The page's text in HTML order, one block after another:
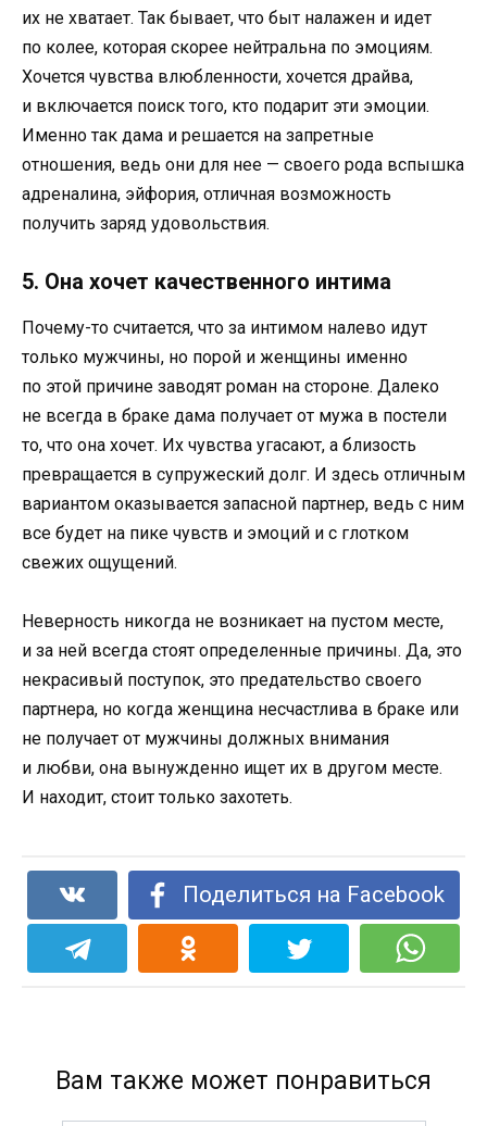
их не хватает. Так бывает, что быт налажен и идет
по колее, которая скорее нейтральна по эмоциям.
Хочется чувства влюбленности, хочется драйва,
и включается поиск того, кто подарит эти эмоции.
Именно так дама и решается на запретные
отношения, ведь они для нее — своего рода вспышка
адреналина, эйфория, отличная возможность
получить заряд удовольствия.
5. Она хочет качественного интима
Почему-то считается, что за интимом налево идут
только мужчины, но порой и женщины именно
по этой причине заводят роман на стороне. Далеко
не всегда в браке дама получает от мужа в постели
то, что она хочет. Их чувства угасают, а близость
превращается в супружеский долг. И здесь отличным
вариантом оказывается запасной партнер, ведь с ним
все будет на пике чувств и эмоций и с глотком
свежих ощущений.
Неверность никогда не возникает на пустом месте,
и за ней всегда стоят определенные причины. Да, это
некрасивый поступок, это предательство своего
партнера, но когда женщина несчастлива в браке или
не получает от мужчины должных внимания
и любви, она вынужденно ищет их в другом месте.
И находит, стоит только захотеть.
Поделиться на Facebook
Вам также может понравиться